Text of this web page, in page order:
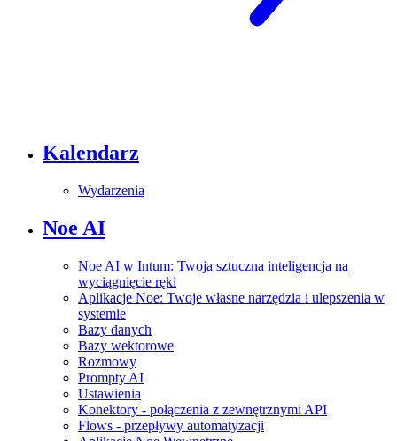
Kalendarz
Wydarzenia
Noe AI
Noe AI w Intum: Twoja sztuczna inteligencja na
wyciągnięcie ręki
Aplikacje Noe: Twoje własne narzędzia i ulepszenia w
systemie
Bazy danych
Bazy wektorowe
Rozmowy
Prompty AI
Ustawienia
Konektory - połączenia z zewnętrznymi API
Flows - przepływy automatyzacji